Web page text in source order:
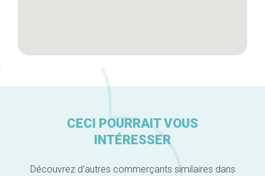
CECI POURRAIT VOUS
INTÉRESSER
Découvrez d'autres commerçants similaires dans